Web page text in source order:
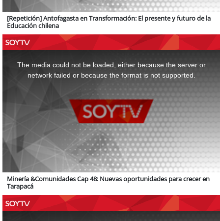
[Repetición] Antofagasta en Transformación: El presente y futuro de la
Educación chilena
The media could not be loaded, either because the server or
network failed or because the format is not supported.
Minería &Comunidades Cap 48: Nuevas oportunidades para crecer en
Tarapacá